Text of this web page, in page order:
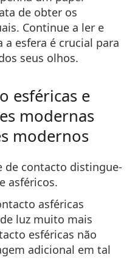
de obter os
Continue a ler e
esfera é crucial para
seus olhos.
esféricas e
modernas
modernos
de contacto distingue-
asféricos.
asféricas
luz muito mais
esféricas não
adicional em tal